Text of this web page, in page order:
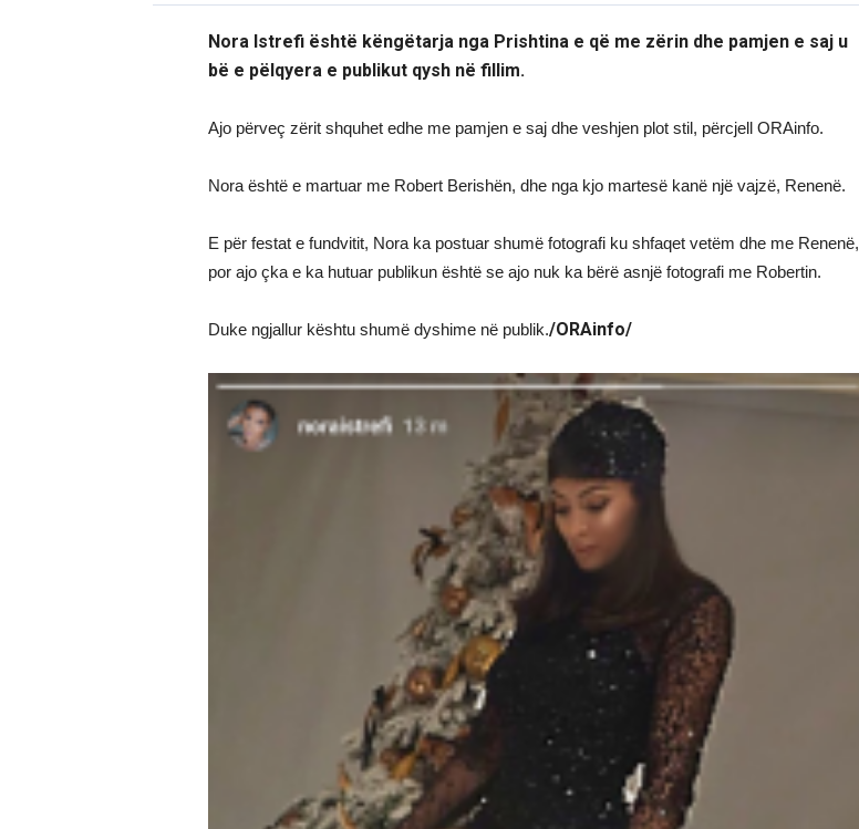
Nora Istrefi është këngëtarja nga Prishtina e që me zërin dhe pamjen e saj u
bë e pëlqyera e publikut qysh në fillim.
Ajo përveç zërit shquhet edhe me pamjen e saj dhe veshjen plot stil, përcjell ORAinfo.
Nora është e martuar me Robert Berishën, dhe nga kjo martesë kanë një vajzë, Renenë.
E për festat e fundvitit, Nora ka postuar shumë fotografi ku shfaqet vetëm dhe me Renenë,
por ajo çka e ka hutuar publikun është se ajo nuk ka bërë asnjë fotografi me Robertin.
Duke ngjallur kështu shumë dyshime në publik./ORAinfo/